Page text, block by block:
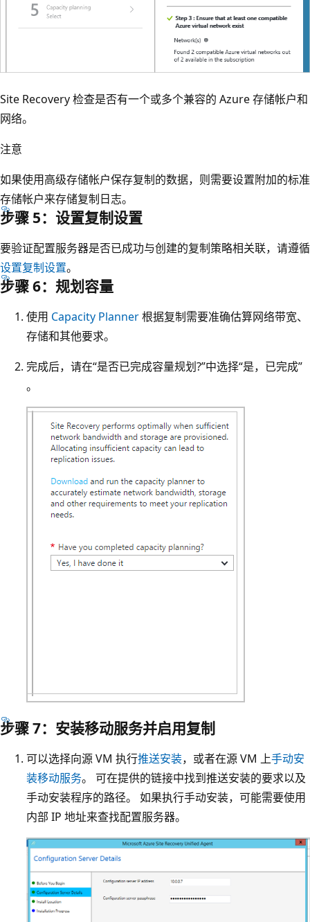
Site Recovery 检查是否有一个或多个兼容的 Azure 存储帐户和
网络。
注意
如果使用高级存储帐户保存复制的数据，则需要设置附加的标准
存储帐户来存储复制日志。
步骤 5：设置复制设置
要验证配置服务器是否已成功与创建的复制策略相关联，请遵循
设置复制设置。
步骤 6：规划容量
使用 Capacity Planner根据复制需要准确估算网络带宽、
存储和其他要求。
完成后，请在“是否已完成容量规划?”中选择“是，已完成”
。
步骤 7：安装移动服务并启用复制
可以选择向源 VM 执行推送安装，或者在源 VM 上手动安
装移动服务。 可在提供的链接中找到推送安装的要求以及
手动安装程序的路径。 如果执行手动安装，可能需要使用
内部 IP 地址来查找配置服务器。